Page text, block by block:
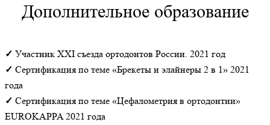
Дополнительное образование
✓ Участник ХХI съезда ортодонтов России. 2021 год
✓ Сертификация по теме «Брекеты и элайнеры 2 в 1» 2021
года
✓ Сертификация по теме «Цефалометрия в ортодонтии»
EUROKAPPA 2021 года